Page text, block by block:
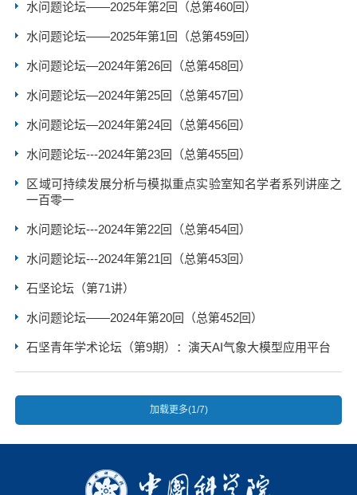
水问题论坛——2025年第2回（总第460回）
水问题论坛——2025年第1回（总第459回）
水问题论坛—2024年第26回（总第458回）
水问题论坛—2024年第25回（总第457回）
水问题论坛—2024年第24回（总第456回）
水问题论坛---2024年第23回（总第455回）
区域可持续发展分析与模拟重点实验室知名学者系列讲座之
一百零一
水问题论坛---2024年第22回（总第454回）
水问题论坛---2024年第21回（总第453回）
石坚论坛（第71讲）
水问题论坛——2024年第20回（总第452回）
石坚青年学术论坛（第9期）：演天AI气象大模型应用平台
加载更多(1/7)